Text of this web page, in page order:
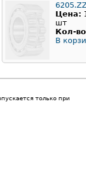
Цена:
шт
Кол-
В
только при